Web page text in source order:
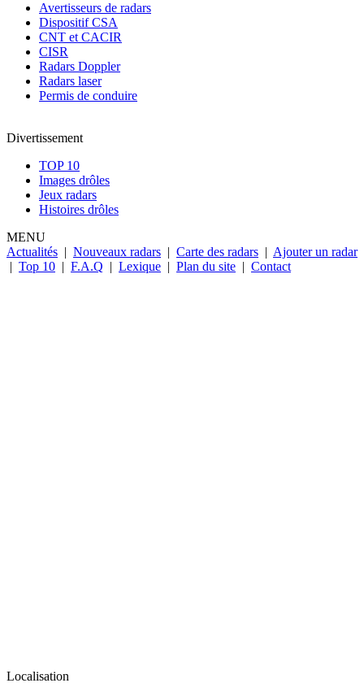
Avertisseurs de radars
Dispositif CSA
CNT et CACIR
CISR
Radars Doppler
Radars laser
Permis de conduire
Divertissement
TOP 10
Images drôles
Jeux radars
Histoires drôles
MENU
Actualités | Nouveaux radars | Carte des radars | Ajouter un radar
| Top 10 | F.A.Q | Lexique | Plan du site | Contact
Localisation